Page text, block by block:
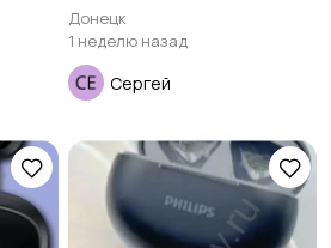
Донецк
1 неделю назад
Сергей